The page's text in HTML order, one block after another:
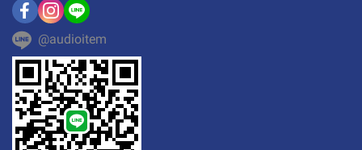
@audioitem